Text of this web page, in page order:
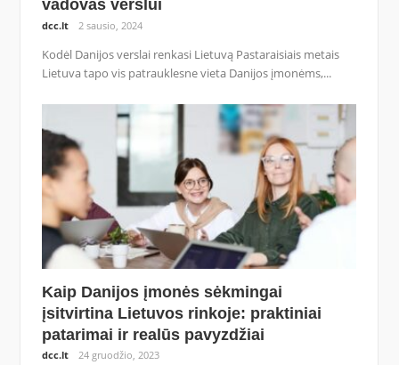
vadovas verslui
dcc.lt 2 sausio, 2024
Kodėl Danijos verslai renkasi Lietuvą Pastaraisiais metais
Lietuva tapo vis patrauklesne vieta Danijos įmonėms,...
Kaip Danijos įmonės sėkmingai
įsitvirtina Lietuvos rinkoje: praktiniai
patarimai ir realūs pavyzdžiai
dcc.lt 24 gruodžio, 2023